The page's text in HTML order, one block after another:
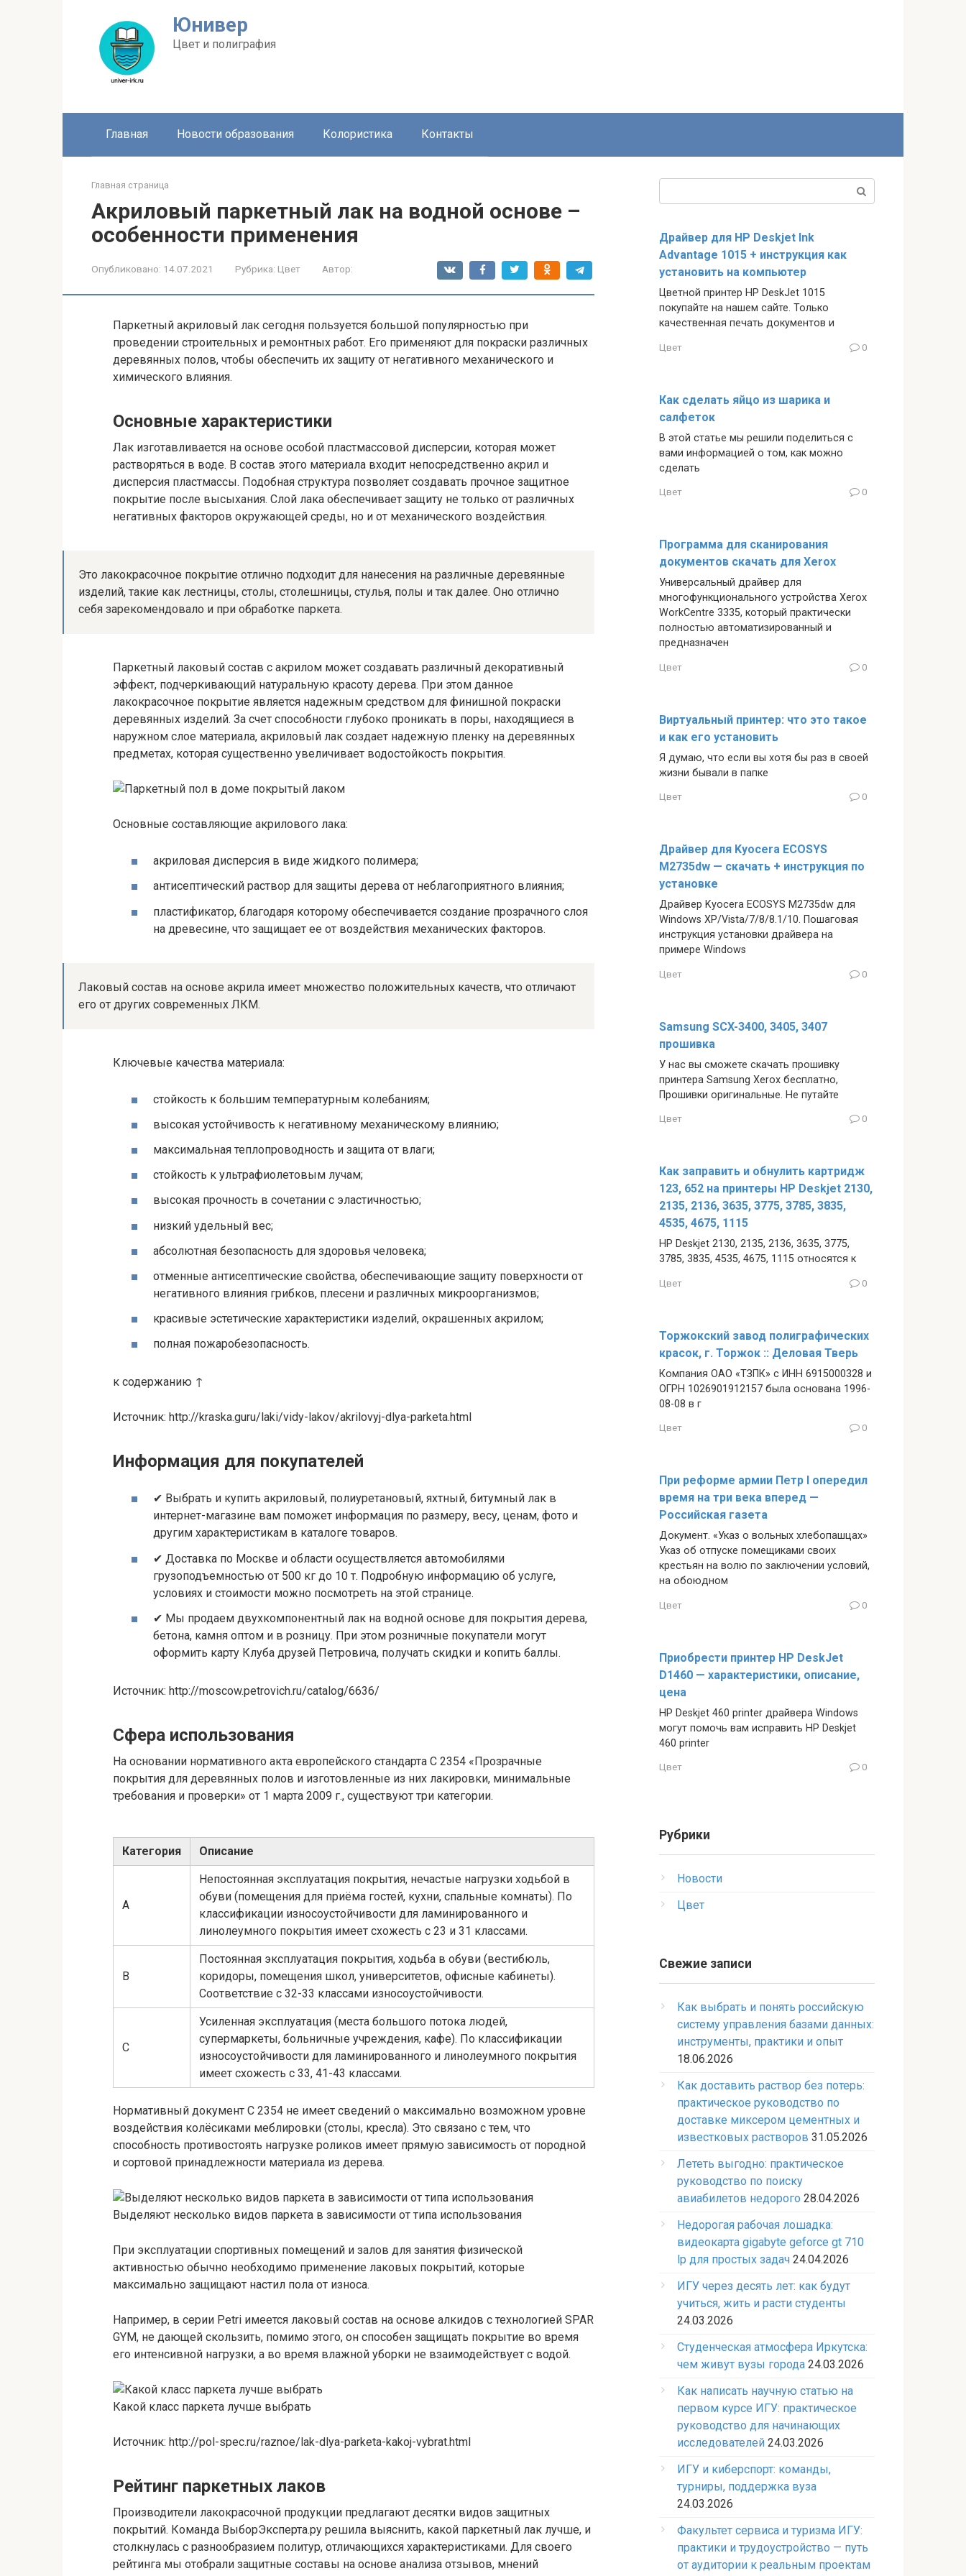
Юнивер
Цвет и полиграфия
Главная Новости образования Колористика Контакты
Главная страница
Акриловый паркетный лак на водной основе –
особенности применения
Опубликовано: 14.07.2021 Рубрика: Цвет Автор:
Паркетный акриловый лак сегодня пользуется большой популярностью при
проведении строительных и ремонтных работ. Его применяют для покраски различных
деревянных полов, чтобы обеспечить их защиту от негативного механического и
химического влияния.
Основные характеристики
Лак изготавливается на основе особой пластмассовой дисперсии, которая может
растворяться в воде. В состав этого материала входит непосредственно акрил и
дисперсия пластмассы. Подобная структура позволяет создавать прочное защитное
покрытие после высыхания. Слой лака обеспечивает защиту не только от различных
негативных факторов окружающей среды, но и от механического воздействия.
Это лакокрасочное покрытие отлично подходит для нанесения на различные деревянные
изделий, такие как лестницы, столы, столешницы, стулья, полы и так далее. Оно отлично
себя зарекомендовало и при обработке паркета.
Паркетный лаковый состав с акрилом может создавать различный декоративный
эффект, подчеркивающий натуральную красоту дерева. При этом данное
лакокрасочное покрытие является надежным средством для финишной покраски
деревянных изделий. За счет способности глубоко проникать в поры, находящиеся в
наружном слое материала, акриловый лак создает надежную пленку на деревянных
предметах, которая существенно увеличивает водостойкость покрытия.
Основные составляющие акрилового лака:
акриловая дисперсия в виде жидкого полимера;
антисептический раствор для защиты дерева от неблагоприятного влияния;
пластификатор, благодаря которому обеспечивается создание прозрачного слоя
на древесине, что защищает ее от воздействия механических факторов.
Лаковый состав на основе акрила имеет множество положительных качеств, что отличают
его от других современных ЛКМ.
Ключевые качества материала:
стойкость к большим температурным колебаниям;
высокая устойчивость к негативному механическому влиянию;
максимальная теплопроводность и защита от влаги;
стойкость к ультрафиолетовым лучам;
высокая прочность в сочетании с эластичностью;
низкий удельный вес;
абсолютная безопасность для здоровья человека;
отменные антисептические свойства, обеспечивающие защиту поверхности от
негативного влияния грибков, плесени и различных микроорганизмов;
красивые эстетические характеристики изделий, окрашенных акрилом;
полная пожаробезопасность.
к содержанию ↑
Источник: http://kraska.guru/laki/vidy-lakov/akrilovyj-dlya-parketa.html
Информация для покупателей
✔ Выбрать и купить акриловый, полиуретановый, яхтный, битумный лак в
интернет-магазине вам поможет информация по размеру, весу, ценам, фото и
другим характеристикам в каталоге товаров.
✔ Доставка по Москве и области осуществляется автомобилями
грузоподъемностью от 500 кг до 10 т. Подробную информацию об услуге,
условиях и стоимости можно посмотреть на этой странице.
✔ Мы продаем двухкомпонентный лак на водной основе для покрытия дерева,
бетона, камня оптом и в розницу. При этом розничные покупатели могут
оформить карту Клуба друзей Петровича, получать скидки и копить баллы.
Источник: http://moscow.petrovich.ru/catalog/6636/
Сфера использования
На основании нормативного акта европейского стандарта С 2354 «Прозрачные
покрытия для деревянных полов и изготовленные из них лакировки, минимальные
требования и проверки» от 1 марта 2009 г., существуют три категории.
Категория Описание
А
Непостоянная эксплуатация покрытия, нечастые нагрузки ходьбой в
обуви (помещения для приёма гостей, кухни, спальные комнаты). По
классификации износоустойчивости для ламинированного и
линолеумного покрытия имеет схожесть с 23 и 31 классами.
В
Постоянная эксплуатация покрытия, ходьба в обуви (вестибюль,
коридоры, помещения школ, университетов, офисные кабинеты).
Соответствие с 32-33 классами износоустойчивости.
С
Усиленная эксплуатация (места большого потока людей,
супермаркеты, больничные учреждения, кафе). По классификации
износоустойчивости для ламинированного и линолеумного покрытия
имеет схожесть с 33, 41-43 классами.
Нормативный документ С 2354 не имеет сведений о максимально возможном уровне
воздействия колёсиками меблировки (столы, кресла). Это связано с тем, что
способность противостоять нагрузке роликов имеет прямую зависимость от породной
и сортовой принадлежности материала из дерева.
Выделяют несколько видов паркета в зависимости от типа использования
При эксплуатации спортивных помещений и залов для занятия физической
активностью обычно необходимо применение лаковых покрытий, которые
максимально защищают настил пола от износа.
Например, в серии Petri имеется лаковый состав на основе алкидов с технологией SPAR
GYM, не дающей скользить, помимо этого, он способен защищать покрытие во время
его интенсивной нагрузки, а во время влажной уборки не взаимодействует с водой.
Какой класс паркета лучше выбрать
Источник: http://pol-spec.ru/raznoe/lak-dlya-parketa-kakoj-vybrat.html
Рейтинг паркетных лаков
Производители лакокрасочной продукции предлагают десятки видов защитных
покрытий. Команда ВыборЭксперта.ру решила выяснить, какой паркетный лак лучше, и
столкнулась с разнообразием политур, отличающихся характеристиками. Для своего
рейтинга мы отобрали защитные составы на основе анализа отзывов, мнений
Драйвер для HP Deskjet Ink
Advantage 1015 + инструкция как
установить на компьютер
Цветной принтер HP DeskJet 1015
покупайте на нашем сайте. Только
качественная печать документов и
Цвет 0
Как сделать яйцо из шарика и
салфеток
В этой статье мы решили поделиться с
вами информацией о том, как можно
сделать
Цвет 0
Программа для сканирования
документов скачать для Xerox
Универсальный драйвер для
многофункционального устройства Xerox
WorkCentre 3335, который практически
полностью автоматизированный и
предназначен
Цвет 0
Виртуальный принтер: что это такое
и как его установить
Я думаю, что если вы хотя бы раз в своей
жизни бывали в папке
Цвет 0
Драйвер для Kyocera ECOSYS
M2735dw — скачать + инструкция по
установке
Драйвер Kyocera ECOSYS M2735dw для
Windows XP/Vista/7/8/8.1/10. Пошаговая
инструкция установки драйвера на
примере Windows
Цвет 0
Samsung SCX-3400, 3405, 3407
прошивка
У нас вы сможете скачать прошивку
принтера Samsung Xerox бесплатно,
Прошивки оригинальные. Не путайте
Цвет 0
Как заправить и обнулить картридж
123, 652 на принтеры HP Deskjet 2130,
2135, 2136, 3635, 3775, 3785, 3835,
4535, 4675, 1115
HP Deskjet 2130, 2135, 2136, 3635, 3775,
3785, 3835, 4535, 4675, 1115 относятся к
Цвет 0
Торжокский завод полиграфических
красок, г. Торжок :: Деловая Тверь
Компания ОАО «ТЗПК» с ИНН 6915000328 и
ОГРН 1026901912157 была основана 1996-
08-08 в г
Цвет 0
При реформе армии Петр I опередил
время на три века вперед —
Российская газета
Документ. «Указ о вольных хлебопашцах»
Указ об отпуске помещиками своих
крестьян на волю по заключении условий,
на обоюдном
Цвет 0
Приобрести принтер HP DeskJet
D1460 — характеристики, описание,
цена
HP Deskjet 460 printer драйвера Windows
могут помочь вам исправить HP Deskjet
460 printer
Цвет 0
Рубрики
Новости
Цвет
Свежие записи
Как выбрать и понять российскую
систему управления базами данных:
инструменты, практики и опыт
18.06.2026
Как доставить раствор без потерь:
практическое руководство по
доставке миксером цементных и
известковых растворов 31.05.2026
Лететь выгодно: практическое
руководство по поиску
авиабилетов недорого 28.04.2026
Недорогая рабочая лошадка:
видеокарта gigabyte geforce gt 710
lp для простых задач 24.04.2026
ИГУ через десять лет: как будут
учиться, жить и расти студенты
24.03.2026
Студенческая атмосфера Иркутска:
чем живут вузы города 24.03.2026
Как написать научную статью на
первом курсе ИГУ: практическое
руководство для начинающих
исследователей 24.03.2026
ИГУ и киберспорт: команды,
турниры, поддержка вуза
24.03.2026
Факультет сервиса и туризма ИГУ:
практики и трудоустройство — путь
от аудитории к реальным проектам